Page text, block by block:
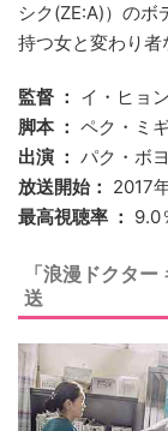
シク(ZE:A)）の
持つ女と変わり者
監督 ： イ・ヒョ
脚本 ： ペク・ミ
出演 ： パク・ボ
放送開始： 2017
最高視聴率 ： 9.0
「浪漫ドクタ
送